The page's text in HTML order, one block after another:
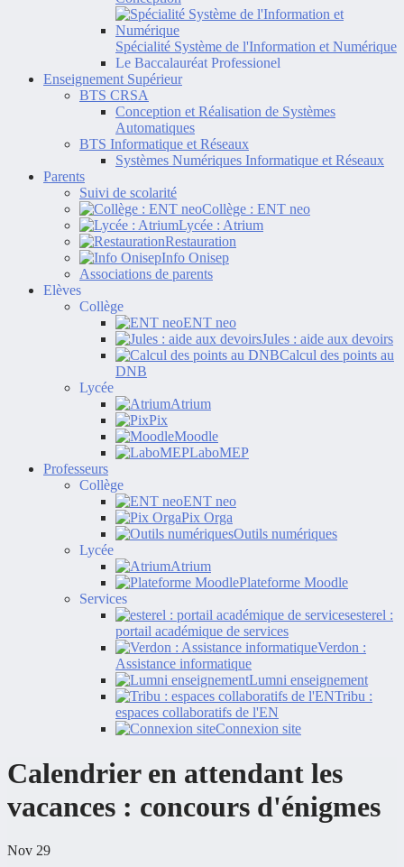
Spécialité Système de l'Information et Numérique
Le Baccalauréat Professionel
Enseignement Supérieur
BTS CRSA
Conception et Réalisation de Systèmes
Automatiques
BTS Informatique et Réseaux
Systèmes Numériques Informatique et Réseaux
Parents
Suivi de scolarité
Collège : ENT neo
Lycée : Atrium
Restauration
Info Onisep
Associations de parents
Elèves
Collège
ENT neo
Jules : aide aux devoirs
Calcul des points au
DNB
Lycée
Atrium
Pix
Moodle
LaboMEP
Professeurs
Collège
ENT neo
Pix Orga
Outils numériques
Lycée
Atrium
Plateforme Moodle
Services
esterel :
portail académique de services
Verdon :
Assistance informatique
Lumni enseignement
Tribu :
espaces collaboratifs de l'EN
Connexion site
Calendrier en attendant les
vacances : concours d'énigmes
Nov 29